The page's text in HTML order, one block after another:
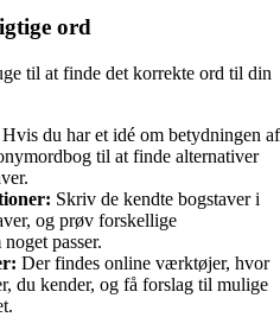
ord
til at finde det korrekte ord til din
Hvis du har et idé om betydningen af
til at finde alternativer
Skriv de kendte bogstaver i
og prøv forskellige
passer.
Der findes online værktøjer, hvor
du kender, og få forslag til mulige